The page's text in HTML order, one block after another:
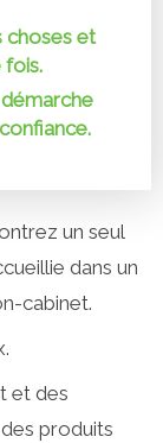
choses et
fois.
un seul
dans un
cabinet.
et des
produits